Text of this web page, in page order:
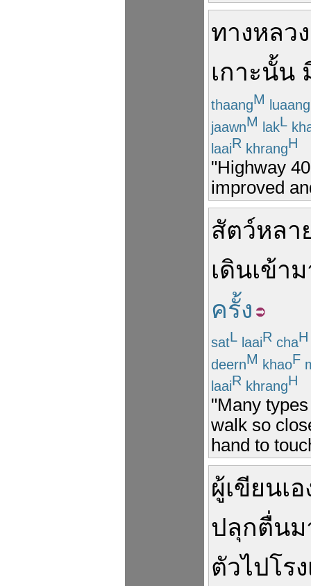
ทางหลวง
เกาะนั้น
thaangM luaang
jaawnM lakL
laaiR khrangH
"Highway
improved
สัตว์หลา
เดินเข้า
ครั้ง
satL laaiR chaH
deernM khaoF
laaiR khrangH
"Many
walk so
hand to
ผู้เขียนเอ
ปลุกตื่น
ตัวไปโร